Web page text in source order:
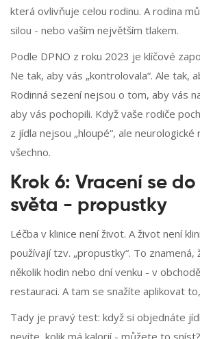
která ovlivňuje celou rodinu. A rodina
silou - nebo vaším největším tlakem.
Podle DPNO z roku 2023 je klíčové
Ne tak, aby vás „kontrolovala“. Ale tak,
Rodinná sezení nejsou o tom, aby vás
aby vás pochopili. Když vaše rodiče
z jídla nejsou „hloupé“, ale neurologické
všechno.
Krok 6: Vracení se
světa - propustky
Léčba v klinice není život. A život není
používají tzv. „propustky“. To
několik hodin nebo dní venku - v
restauraci. A tam se snažíte aplikovat
Tady je pravý test: když si objednáte